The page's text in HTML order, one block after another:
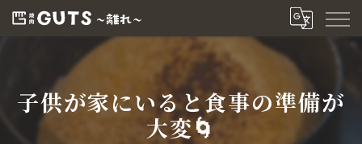
子供が家にいると食事の準備が
大変🌀